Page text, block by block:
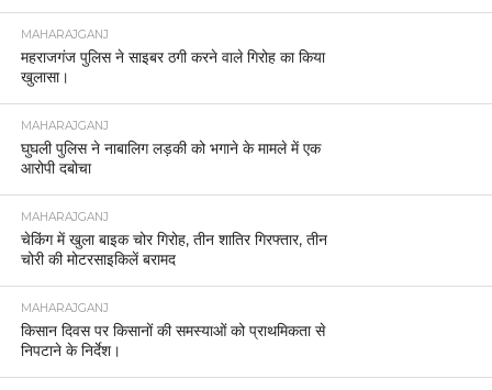
MAHARAJGANJ
महराजगंज पुलिस ने साइबर ठगी करने वाले गिरोह का किया
खुलासा।
MAHARAJGANJ
घुघली पुलिस ने नाबालिग लड़की को भगाने के मामले में एक
आरोपी दबोचा
MAHARAJGANJ
चेकिंग में खुला बाइक चोर गिरोह, तीन शातिर गिरफ्तार, तीन
चोरी की मोटरसाइकिलें बरामद
MAHARAJGANJ
किसान दिवस पर किसानों की समस्याओं को प्राथमिकता से
निपटाने के निर्देश।